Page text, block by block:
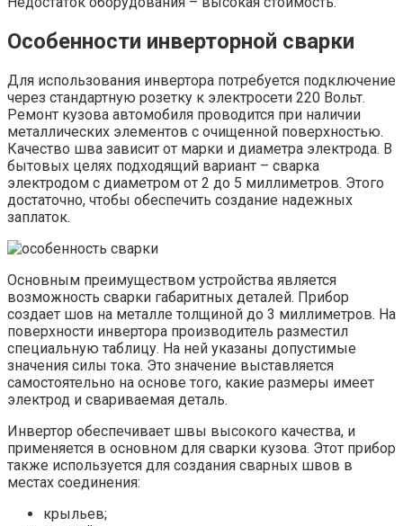
Особенности инверторной сварки
Для использования инвертора потребуется подключение
через стандартную розетку к электросети 220 Вольт.
Ремонт кузова автомобиля проводится при наличии
металлических элементов с очищенной поверхностью.
Качество шва зависит от марки и диаметра электрода. В
бытовых целях подходящий вариант – сварка
электродом с диаметром от 2 до 5 миллиметров. Этого
достаточно, чтобы обеспечить создание надежных
заплаток.
Основным преимуществом устройства является
возможность сварки габаритных деталей. Прибор
создает шов на металле толщиной до 3 миллиметров. На
поверхности инвертора производитель разместил
специальную таблицу. На ней указаны допустимые
значения силы тока. Это значение выставляется
самостоятельно на основе того, какие размеры имеет
электрод и свариваемая деталь.
Инвертор обеспечивает швы высокого качества, и
применяется в основном для сварки кузова. Этот прибор
также используется для создания сварных швов в
местах соединения:
крыльев;